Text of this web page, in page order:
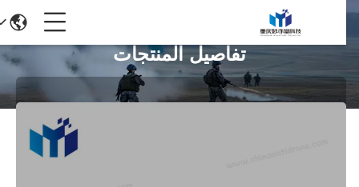
تفاصيل المنتجات